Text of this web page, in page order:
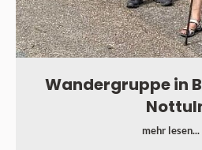
Wandergruppe in
mehr lesen...